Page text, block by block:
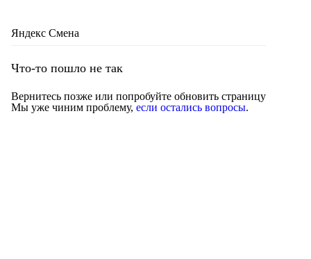
Яндекс Смена
Что-то пошло не так
Вернитесь позже или попробуйте обновить страницу
Мы уже чиним проблему, если остались вопросы.